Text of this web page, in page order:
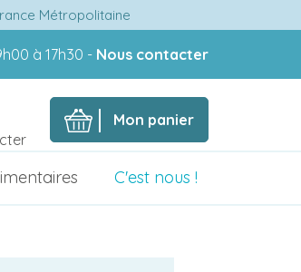
Métropolitaine
à 17h30 - Nous contacter
Mon panier
C'est nous !